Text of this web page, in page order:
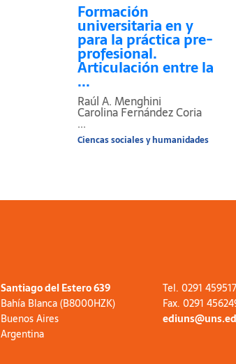
Formación
universitaria en y
para la práctica pre-
profesional.
Articulación entre la
...
Raúl A. Menghini
Carolina Fernández Coria
...
Ciencas sociales y humanidades
Santiago del Estero 639
Bahía Blanca (B8000HZK)
Buenos Aires
Argentina
Tel. 0291
Fax. 0291